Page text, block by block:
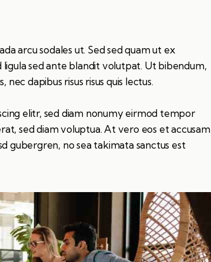
arcu sodales ut. Sed sed quam ut ex
sed ante blandit volutpat. Ut bibendum,
dapibus risus risus quis lectus.
elitr, sed diam nonumy eirmod tempor
sed diam voluptua. At vero eos et accusam
gubergren, no sea takimata sanctus est